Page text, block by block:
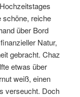
schöne, reiche
über Bord
Natur,
gebracht. Chaz
etwas über
weiß, einen
verseucht. Doch